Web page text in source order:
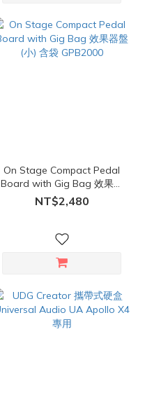
On Stage Compact Pedal
Board with Gig Bag 效果器
盤 (小) 含袋 GPB2000
NT$2,480